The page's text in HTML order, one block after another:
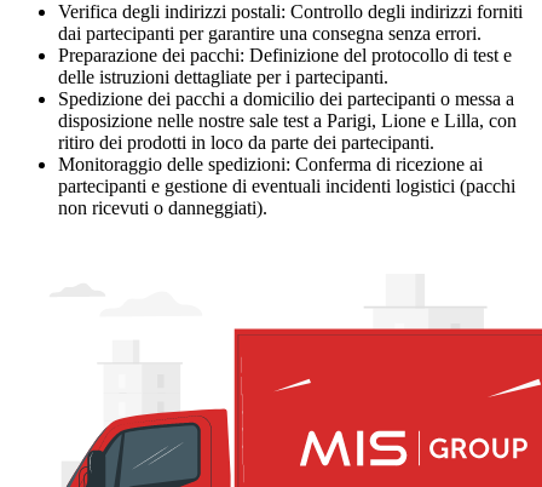
Verifica degli indirizzi postali: Controllo degli indirizzi forniti
dai partecipanti per garantire una consegna senza errori.
Preparazione dei pacchi: Definizione del protocollo di test e
delle istruzioni dettagliate per i partecipanti.
Spedizione dei pacchi a domicilio dei partecipanti o messa a
disposizione nelle nostre sale test a Parigi, Lione e Lilla, con
ritiro dei prodotti in loco da parte dei partecipanti.
Monitoraggio delle spedizioni: Conferma di ricezione ai
partecipanti e gestione di eventuali incidenti logistici (pacchi
non ricevuti o danneggiati).